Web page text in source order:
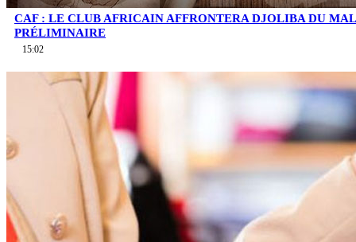
CAF : LE CLUB AFRICAIN AFFRONTERA DJOLIBA DU
PRÉLIMINAIRE
15:02